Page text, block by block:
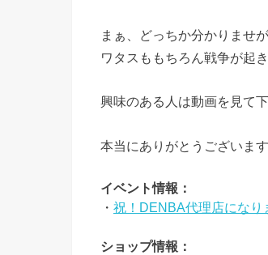
まぁ、どっちか分かりませが
ワタスももちろん戦争が起
興味のある人は動画を見て下
本当にありがとうございます
イベント情報：
・ 祝！DENBA代理店になり
ショップ情報：